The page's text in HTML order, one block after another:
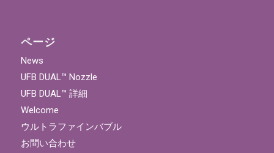
ページ
News
UFB DUAL™ Nozzle
UFB DUAL™ 詳細
Welcome
ウルトラファインバブル
お問い合わせ